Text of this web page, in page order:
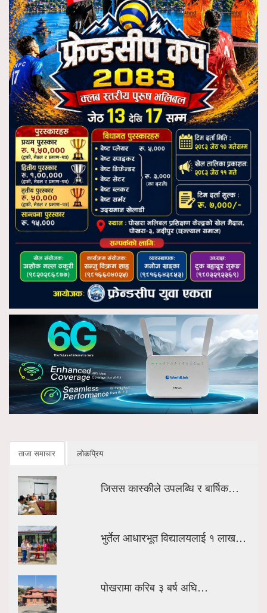
ताजा समाचार लोकप्रिय
जिसस कास्कीले उपलब्धि र बार्षिक…
भुर्तेल आधारभूत विद्यालयलाई १ लाख…
पोखरामा करिब ३ बर्ष अघि…